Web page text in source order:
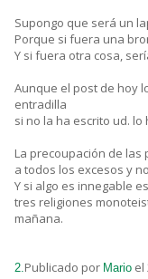
Supongo que será un
Porque si fuera una
Y si fuera otra cosa,
Aunque el post de hoy
entradilla
si no la ha escrito ud.
La precoupación de
a todos los excesos y
Y si algo es innegable
tres religiones
mañana.
2.Publicado por Mario el